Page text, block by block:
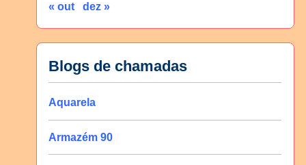
« out dez »
Blogs de chamadas
Aquarela
Armazém 90